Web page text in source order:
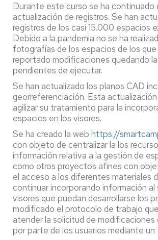
Durante este curso se ha continuado
actualización de registros. Se han
registros de los casi 15.000 espacios
Debido a la pandemia no se ha
fotografías de los espacios de los que
reportado modificaciones quedando
pendientes de ejecutar.
Se han actualizado los planos CAD
georreferenciación. Esta
agilizar su tratamiento para la
espacios en los visores.
Se ha creado la web https://
con objeto de centralizar la los
información relativa a la gestión de
como otros proyectos afines con
el acceso a los diferentes materiales
continuar incorporando información al
visores que puedan desarrollarse los
modificado el protocolo de trabajo
atender la solicitud de
por parte de los usuarios mediante un